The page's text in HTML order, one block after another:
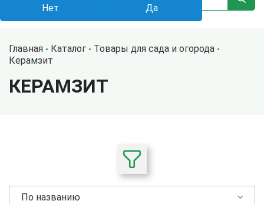
Главная Каталог
Товары для сада и огорода
Керамзит
КЕРАМЗИТ
По названию
Нет Да